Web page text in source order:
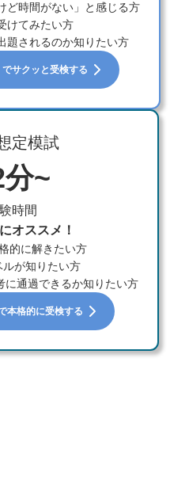
ど時間がない」と感じる方
けてみたい方
題されるのか知りたい方
でサクッと受検する
定模試
~
時間
オススメ！
的に解きたい方
が知りたい方
に通過できるか知りたい方
本格的に受検する